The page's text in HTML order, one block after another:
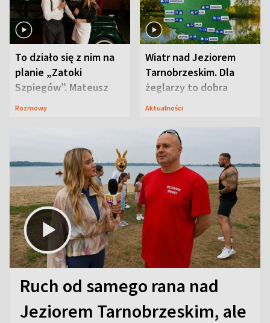
To działo się z nim na
planie „Zatoki
Szpiegów”. Mateusz
Janicki odsłonił
Rozmowy
Wiatr nad Jeziorem
Tarnobrzeskim. Dla
żeglarzy to dobra
wiadomość
Aktualności
Ruch od samego rana nad
Jeziorem Tarnobrzeskim, ale